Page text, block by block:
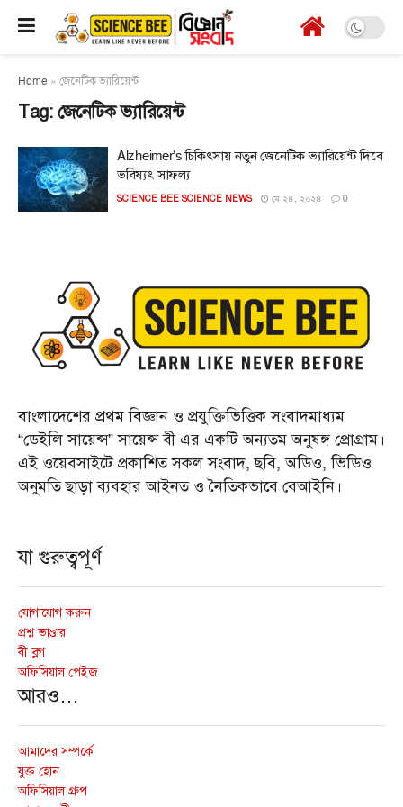
Home » জেনেটিক ভ্যারিয়েন্ট
Tag: জেনেটিক ভ্যারিয়েন্ট
Alzheimer’s চিকিৎসায় নতুন জেনেটিক ভ্যারিয়েন্ট দিবে
ভবিষ্যৎ সাফল্য
SCIENCE BEE SCIENCE NEWS মে ২৪, ২০২৪ 0
বাংলাদেশের প্রথম বিজ্ঞান ও প্রযুক্তিভিত্তিক সংবাদমাধ্যম
“ডেইলি সায়েন্স” সায়েন্স বী এর একটি অন্যতম অনুষঙ্গ প্রোগ্রাম।
এই ওয়েবসাইটে প্রকাশিত সকল সংবাদ, ছবি, অডিও, ভিডিও
অনুমতি ছাড়া ব্যবহার আইনত ও নৈতিকভাবে বেআইনি।
যা গুরুত্বপূর্ণ
যোগাযোগ করুন
প্রশ্ন ভাণ্ডার
বী ব্লগ
অফিসিয়াল পেইজ
আরও…
আমাদের সম্পর্কে
যুক্ত হোন
অফিসিয়াল গ্রুপ